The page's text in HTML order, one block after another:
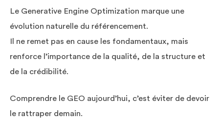
Le Generative Engine Optimization marque une
évolution naturelle du référencement.
Il ne remet pas en cause les fondamentaux, mais
renforce l’importance de la qualité, de la structure et
de la crédibilité.
Comprendre le GEO aujourd’hui, c’est éviter de devoir
le rattraper demain.